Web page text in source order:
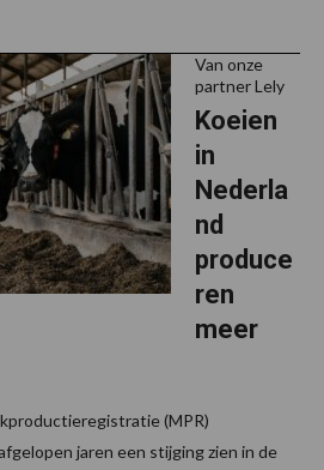
Van onze
partner Lely
Koeien
in
Nederla
nd
produce
ren
meer
(MPR)
jaren een stijging zien in de